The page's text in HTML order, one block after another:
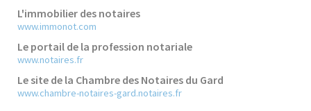
L'immobilier des notaires
www.immonot.com
Le portail de la profession notariale
www.notaires.fr
Le site de la Chambre des Notaires du Gard
www.chambre-notaires-gard.notaires.fr